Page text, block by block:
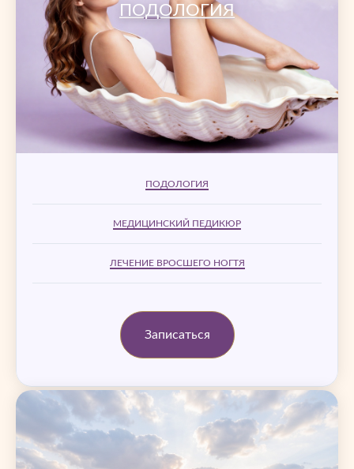
ПОДОЛОГИЯ
ПОДОЛОГИЯ
МЕДИЦИНСКИЙ ПЕДИКЮР
ЛЕЧЕНИЕ ВРОСШЕГО НОГТЯ
Записаться